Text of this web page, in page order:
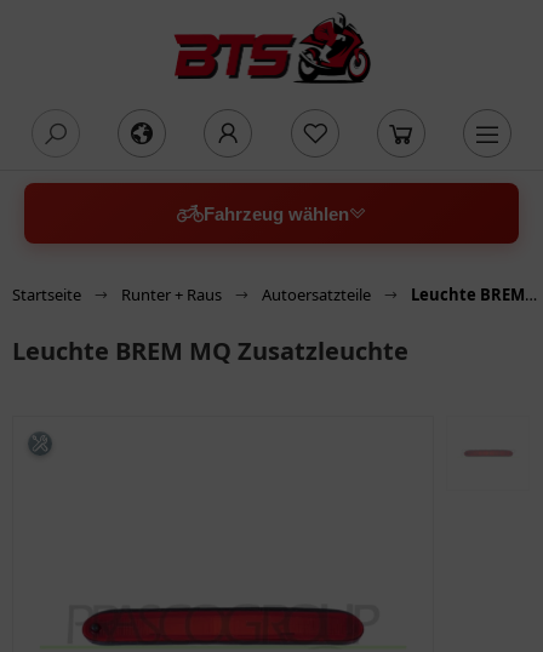
Fahrzeug wählen
Startseite Runter + Raus Autoersatzteile Leuchte BREM MQ Zusatzleuchte
Leuchte BREM MQ Zusatzleuchte